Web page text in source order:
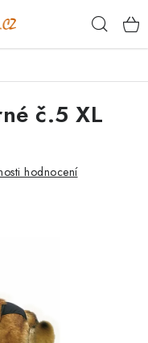
č.5 XL
hodnocení